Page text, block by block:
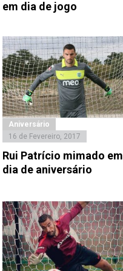
em dia de jogo
Aniversário
16 de Fevereiro, 2017
Rui Patrício mimado em
dia de aniversário